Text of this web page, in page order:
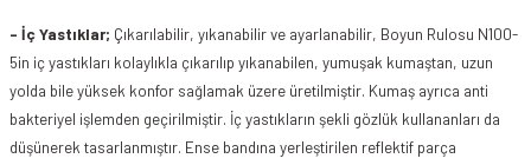
- İç Yastıklar; Çıkarılabilir, yıkanabilir ve ayarlanabilir, Boyun Rulosu N100-
5in iç yastıkları kolaylıkla çıkarılıp yıkanabilen, yumuşak kumaştan, uzun
yolda bile yüksek konfor sağlamak üzere üretilmiştir. Kumaş ayrıca anti
bakteriyel işlemden geçirilmiştir. İç yastıkların şekli gözlük kullananları da
düşünerek tasarlanmıştır. Ense bandına yerleştirilen reflektif parça